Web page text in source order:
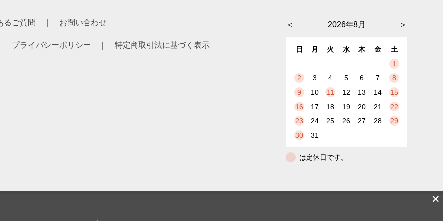
るご質問 お問い合わせ
プライバシーポリシー 特定商取引法に基づく表示
＜ ＞
2026年8月
日 月 火 水 木 金
土
1
2
3 4 5 6 7
8
9
10 11 12 13 14
15
16
17 18 19 20 21
22
23
24 25 26 27 28
29
30
31
は定休日です。
✕